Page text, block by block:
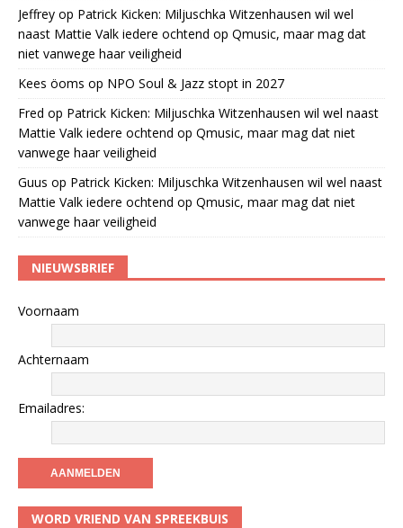
Jeffrey op Patrick Kicken: Miljuschka Witzenhausen wil wel
naast Mattie Valk iedere ochtend op Qmusic, maar mag dat
niet vanwege haar veiligheid
Kees öoms op NPO Soul & Jazz stopt in 2027
Fred op Patrick Kicken: Miljuschka Witzenhausen wil wel naast
Mattie Valk iedere ochtend op Qmusic, maar mag dat niet
vanwege haar veiligheid
Guus op Patrick Kicken: Miljuschka Witzenhausen wil wel naast
Mattie Valk iedere ochtend op Qmusic, maar mag dat niet
vanwege haar veiligheid
NIEUWSBRIEF
Voornaam
Achternaam
Emailadres:
WORD VRIEND VAN SPREEKBUIS